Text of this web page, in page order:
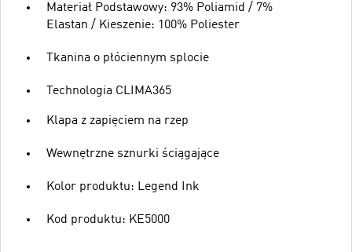
Materiał Podstawowy: 93% Poliamid / 7%
Elastan / Kieszenie: 100% Poliester
Tkanina o płóciennym splocie
Technologia CLIMA365
Klapa z zapięciem na rzep
Wewnętrzne sznurki ściągające
Kolor produktu: Legend Ink
Kod produktu: KE5000